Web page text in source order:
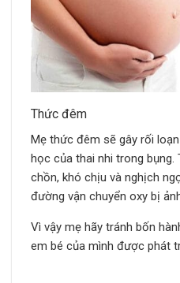
Thức đêm
Mẹ thức đêm sẽ gây rối
học của thai nhi trong bụng.
chồn, khó chịu và nghịch
đường vận chuyển oxy bị
Vì vậy mẹ hãy tránh bốn
em bé của mình được phát